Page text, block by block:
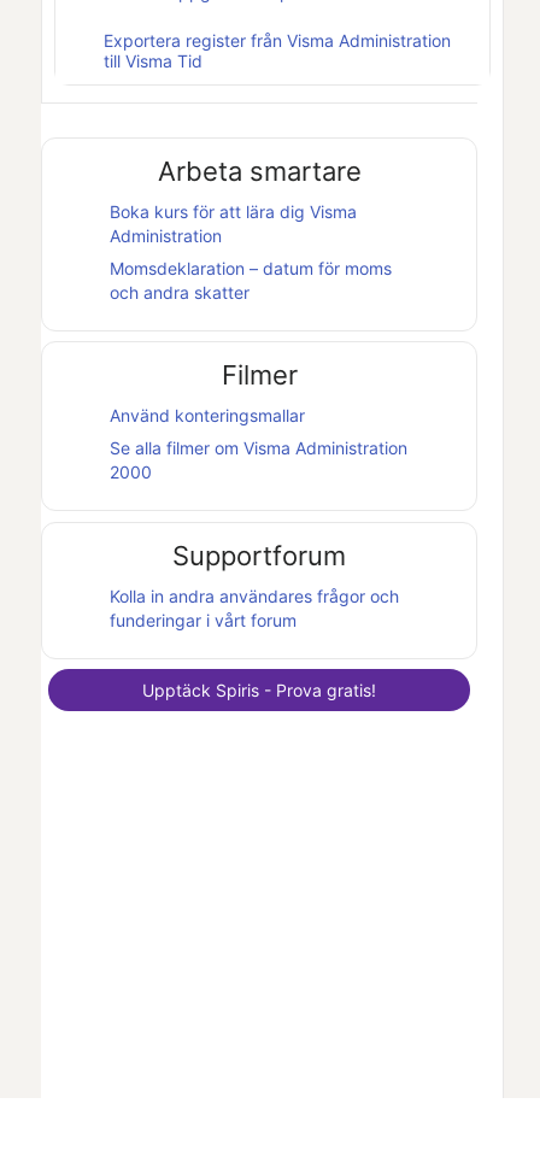
Exportera register från Visma Administration
till Visma Tid
Arbeta smartare
Boka kurs för att lära dig Visma
Administration
Momsdeklaration – datum för moms
och andra skatter
Filmer
Använd konteringsmallar
Se alla filmer om Visma Administration
2000
Supportforum
Kolla in andra användares frågor och
funderingar i vårt forum
Upptäck Spiris - Prova gratis!